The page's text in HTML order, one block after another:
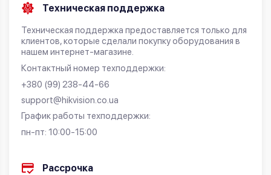
Техническая поддержка
Техническая поддержка предоставляется только для
клиентов, которые сделали покупку оборудования в
нашем интернет-магазине.
Контактный номер техподдержки:
+380 (99) 238-44-66
support@hikvision.co.ua
График работы техподдержки:
пн-пт: 10:00-15:00
Рассрочка